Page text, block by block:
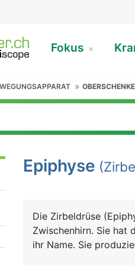
Fokus
Epiphyse
Die Zirbeldrüse
Zwischenhirn. Sie hat
ihr Name. Sie